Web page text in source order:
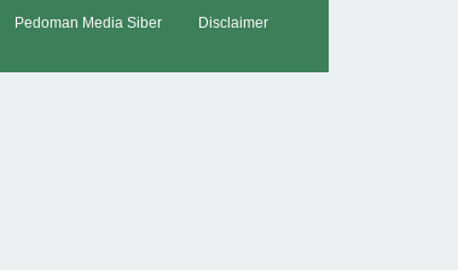
Pedoman Media Siber Disclaimer